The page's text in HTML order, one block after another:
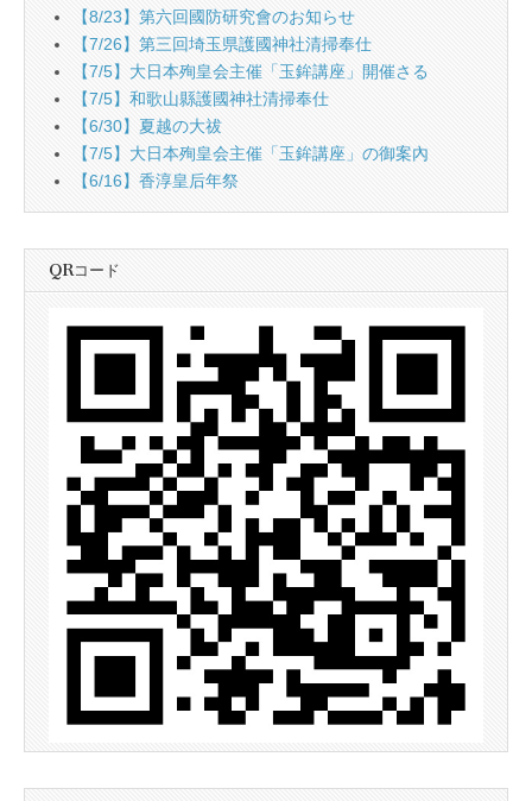
【8/23】第六回國防研究會のお知らせ
【7/26】第三回埼玉県護國神社清掃奉仕
【7/5】大日本殉皇会主催「玉鉾講座」開催さる
【7/5】和歌山縣護國神社清掃奉仕
【6/30】夏越の大祓
【7/5】大日本殉皇会主催「玉鉾講座」の御案內
【6/16】香淳皇后年祭
QRコード